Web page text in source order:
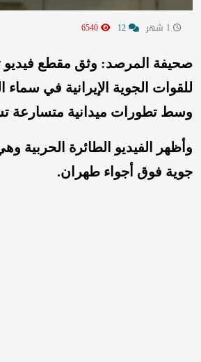
صحيفة المرصد: وثق مقطع فيديو
للقوات الجوية الإيرانية في
وسط تطورات ميدانية متسارعة
وأظهر الفيديو الطائرة الحربية
جوية فوق أجواء طهران.